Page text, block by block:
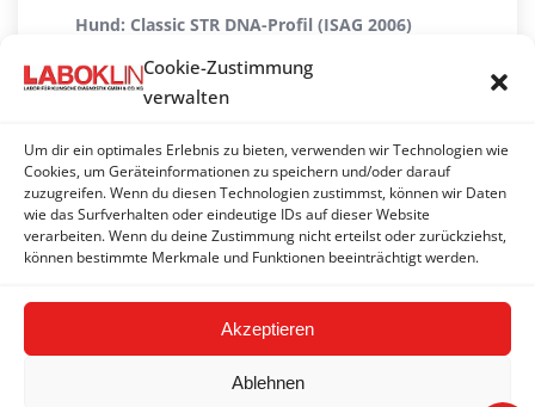
Cookie-Zustimmung
verwalten
Um dir ein optimales Erlebnis zu bieten, verwenden wir Technologien wie
Cookies, um Geräteinformationen zu speichern und/oder darauf
zuzugreifen. Wenn du diesen Technologien zustimmst, können wir Daten
wie das Surfverhalten oder eindeutige IDs auf dieser Website
verarbeiten. Wenn du deine Zustimmung nicht erteilst oder zurückziehst,
können bestimmte Merkmale und Funktionen beeinträchtigt werden.
Akzeptieren
Ablehnen
Hund: Classic STR DNA-Profil (ISAG 2006)
Hund: Premium SNP DNA-Profil (ISAG 2020)
Katze: Premium SNP DNA-Profil (ISAG 2020)
Pferd: DNA-Profil (ISAG)
Rind: DNA-Profil